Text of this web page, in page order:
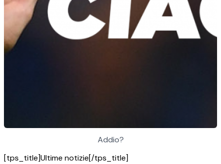
Addio?
[tps_title]Ultime notizie[/tps_title]